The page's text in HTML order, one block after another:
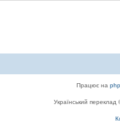
Працює на
Український